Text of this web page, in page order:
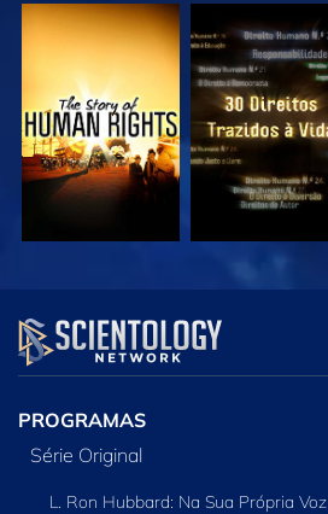
VEJA VEJA
VEJA
PROGRAMAS
Série Original
L. Ron Hubbard: Na Sua Própria Voz